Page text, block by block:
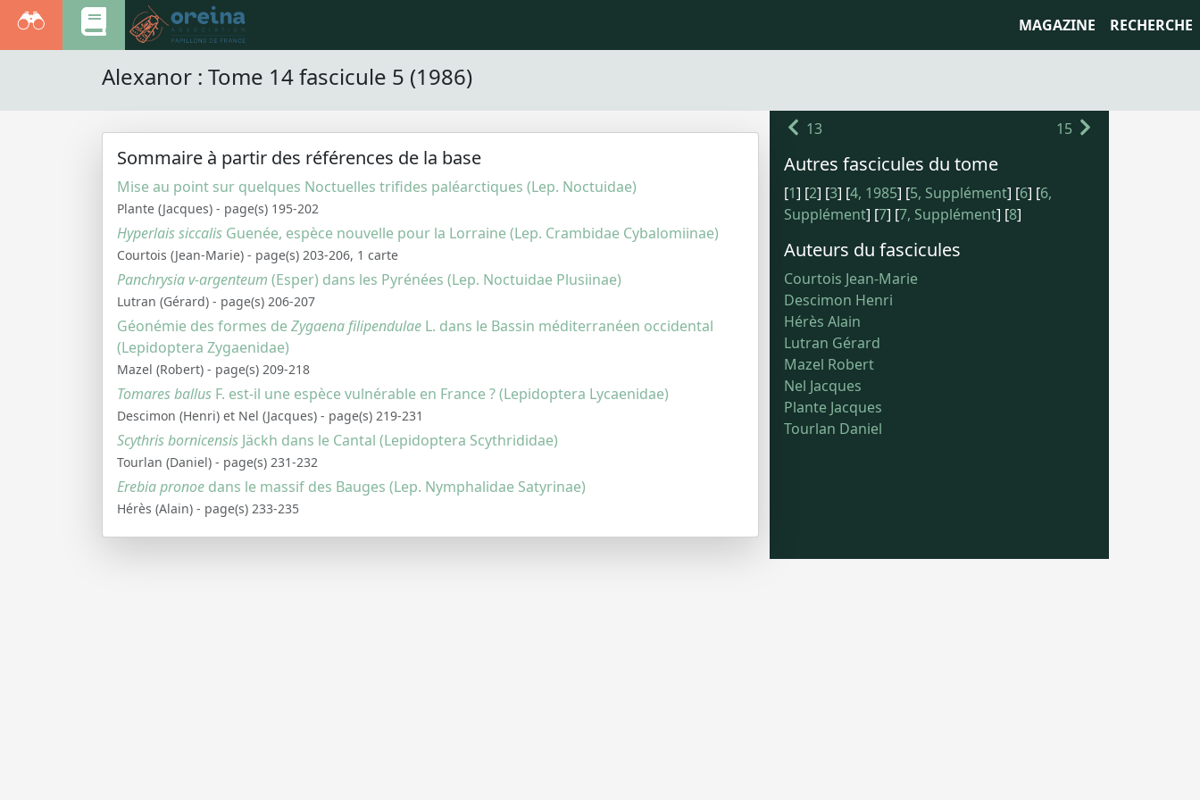
MAGAZINE RECHERCHE
Alexanor : Tome 14 fascicule 5 (1986)
Sommaire à partir des références de la base
Mise au point sur quelques Noctuelles trifides paléarctiques (Lep. Noctuidae)
Plante (Jacques) - page(s) 195-202
Hyperlais siccalis Guenée, espèce nouvelle pour la Lorraine (Lep. Crambidae Cybalomiinae)
Courtois (Jean-Marie) - page(s) 203-206, 1 carte
Panchrysia v-argenteum (Esper) dans les Pyrénées (Lep. Noctuidae Plusiinae)
Lutran (Gérard) - page(s) 206-207
Géonémie des formes deZygaena filipendulae L. dans le Bassin méditerranéen occidental
(Lepidoptera Zygaenidae)
Mazel (Robert) - page(s) 209-218
Tomares ballus F. est-il une espèce vulnérable en France ? (Lepidoptera Lycaenidae)
Descimon (Henri) et Nel (Jacques) - page(s) 219-231
Scythris bornicensis Jäckh dans le Cantal (Lepidoptera Scythrididae)
Tourlan (Daniel) - page(s) 231-232
Erebia pronoe dans le massif des Bauges (Lep. Nymphalidae Satyrinae)
Hérès (Alain) - page(s) 233-235
13 15
Autres fascicules du tome
[1] [2] [3] [4, 1985] [5, Supplément] [6] [6,
Supplément] [7] [7, Supplément] [8]
Auteurs du fascicules
Courtois Jean-Marie
Descimon Henri
Hérès Alain
Lutran Gérard
Mazel Robert
Nel Jacques
Plante Jacques
Tourlan Daniel